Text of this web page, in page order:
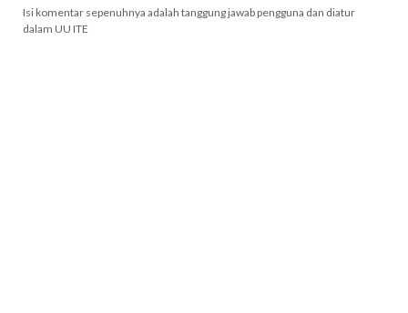
Isi komentar sepenuhnya adalah tanggung jawab pengguna dan diatur
dalam UU ITE